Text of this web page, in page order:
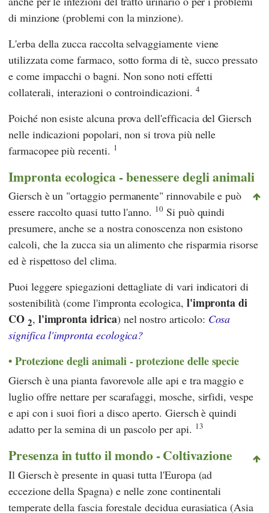
di minzione (problemi con la minzione).
L'erba della zucca raccolta selvaggiamente viene
utilizzata come farmaco, sotto forma di tè, succo pressato
e come impacchi o bagni. Non sono noti effetti
collaterali, interazioni o controindicazioni. 4
Poiché non esiste alcuna prova dell'efficacia del Giersch
nelle indicazioni popolari, non si trova più nelle
farmacopee più recenti. 1
Impronta ecologica - benessere degli animali
Giersch è un "ortaggio permanente" rinnovabile e può
essere raccolto quasi tutto l'anno. 10Si può quindi
presumere, anche se a nostra conoscenza non esistono
calcoli, che la zucca sia un alimento che risparmia risorse
ed è rispettoso del clima.
Puoi leggere spiegazioni dettagliate di vari indicatori di
sostenibilità (come l'impronta ecologica, l'impronta di
CO 2, l'impronta idrica) nel nostro articolo: Cosa
significa l'impronta ecologica?
Protezione degli animali - protezione delle specie
Giersch è una pianta favorevole alle api e tra maggio e
luglio offre nettare per scarafaggi, mosche, sirfidi, vespe
e api con i suoi fiori a disco aperto. Giersch è quindi
adatto per la semina di un pascolo per api. 13
Presenza in tutto il mondo - Coltivazione
Il Giersch è presente in quasi tutta l'Europa (ad
eccezione della Spagna) e nelle zone continentali
temperate della fascia forestale decidua eurasiatica (Asia